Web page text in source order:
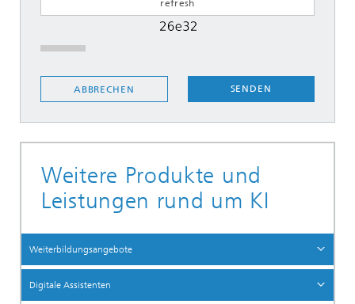
SENDEN
ABBRECHEN
Weitere Produkte und
Leistungen rund um KI
Weiterbildungsangebote
Digitale Assistenten